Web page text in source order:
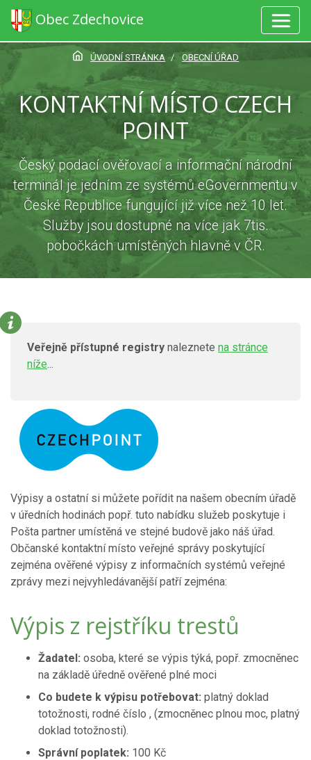
Obec Zdechovice
ÚVODNÍ STRÁNKA OBECNÍ ÚŘAD
KONTAKTNÍ MÍSTO CZECH
POINT
Český podací ověřovací a informační národní
terminál je jedním ze systémů eGovernmentu v
České Republice fungující již více než 10 let.
Služby jsou dostupné na více jak 7tis.
pobočkách umístěných hlavně v ČR.
Veřejně přístupné registry naleznete na stránce
níže...
Výpisy a ostatní si můžete pořídit na našem obecním úřadě
v úředních hodinách popř. tuto nabídku služeb poskytuje i
Pošta partner umístěná ve stejné budově jako náš úřad.
Občanské kontaktní místo veřejné správy poskytující
zejména ověřené výpisy z informačních systémů veřejné
zprávy mezi nejvyhledávanější patří zejména:
Výpis z rejstříku trestů
Žadatel: osoba, které se výpis týká, popř. zmocněnec
na základě úředně ověřené plné moci
Co budete k výpisu potřebovat: platný doklad
totožnosti, rodné číslo , (zmocněnec plnou moc, platný
doklad totožnosti).
Správní poplatek: 100 Kč